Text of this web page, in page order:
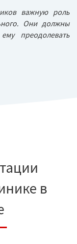
важную роль
Они должны
преодолевать
в